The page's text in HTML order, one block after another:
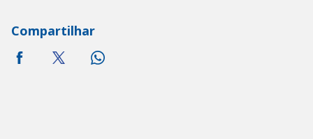
Compartilhar